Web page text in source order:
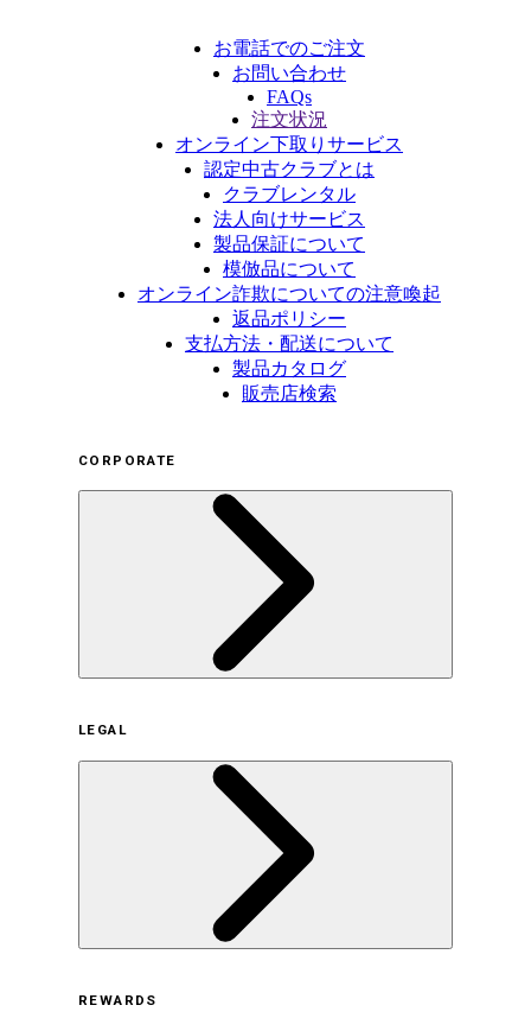
お電話でのご注文
お問い合わせ
FAQs
注文状況
オンライン下取りサービス
認定中古クラブとは
クラブレンタル
法人向けサービス
製品保証について
模倣品について
オンライン詐欺についての注意喚起
返品ポリシー
支払方法・配送について
製品カタログ
販売店検索
CORPORATE
サステナビリティの取り組み（日本）
サステナビリティの取り組み（米国/英語）
ヒストリー
採用情報
LEGAL
REWARDS